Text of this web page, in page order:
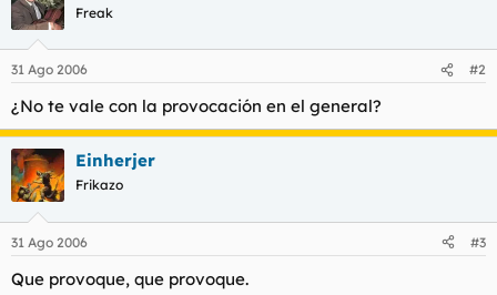
Freak
31 Ago 2006 #2
¿No te vale con la provocación en el general?
Einherjer
Frikazo
31 Ago 2006 #3
Que provoque, que provoque.